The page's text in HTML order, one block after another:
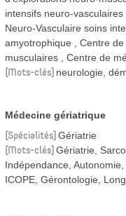
intensifs neuro-vasculaires
Neuro-Vasculaire soins
amyotrophique
Centre
musculaires
Centre de
Mots-clés neurologie,
Médecine gériatrique
Spécialités Gériatrie
Mots-clés Gériatrie,
Indépendance,
ICOPE, Gérontologie,